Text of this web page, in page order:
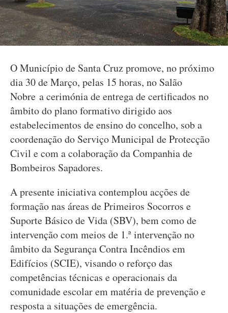
O Município de Santa Cruz promove, no próximo
dia 30 de Março, pelas 15 horas, no Salão
Nobre a cerimónia de entrega de certificados no
âmbito do plano formativo dirigido aos
estabelecimentos de ensino do concelho, sob a
coordenação do Serviço Municipal de Protecção
Civil e com a colaboração da Companhia de
Bombeiros Sapadores.
A presente iniciativa contemplou acções de
formação nas áreas de Primeiros Socorros e
Suporte Básico de Vida (SBV), bem como de
intervenção com meios de 1.ª intervenção no
âmbito da Segurança Contra Incêndios em
Edifícios (SCIE), visando o reforço das
competências técnicas e operacionais da
comunidade escolar em matéria de prevenção e
resposta a situações de emergência.